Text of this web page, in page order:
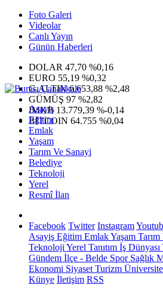
Foto Galeri
Videolar
Canlı Yayın
Günün Haberleri
DOLAR 47,70 %0,16
EURO 55,19 %0,32
G.ALTIN6.653,88 %2,48
GÜMÜŞ 97 %2,82
IMKB 13.779,39 %-0,14
BITCOIN 64.755 %0,04
Asayiş
Eğitim
Emlak
Yaşam
Tarım Ve Sanayi
Belediye
Teknoloji
Yerel
Resmî İlan
Facebook Twitter Instagram
Asayiş Eğitim EmlakYaşam
Teknoloji Yerel Tanıtım İş Dünyası
Gündem İlçe - Belde SporSağlık
Ekonomi Siyaset Turizm Üniversite
Künye İletişim RSS